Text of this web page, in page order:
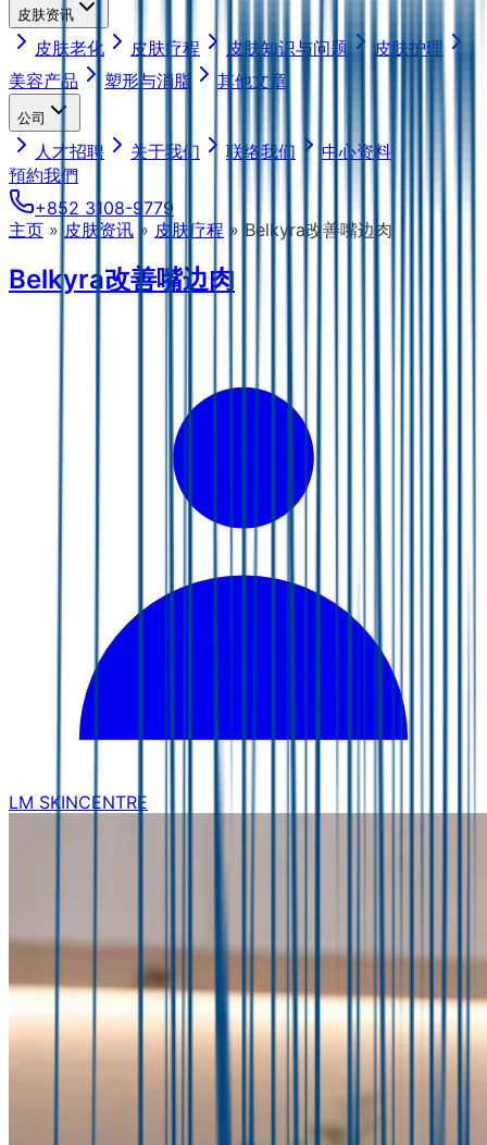
皮肤资讯
皮肤老化 皮肤疗程 皮肤知识与问题
皮肤护理
美容产品
塑形与消脂 其他文章
公司
人才招聘 关于我们 联络我们
中心资料
預約我們
+852 3108-9779
主页 » 皮肤资讯 » 皮肤疗程 » Belkyra改善嘴边肉
Belkyra改善嘴边肉
LM SKINCENTRE